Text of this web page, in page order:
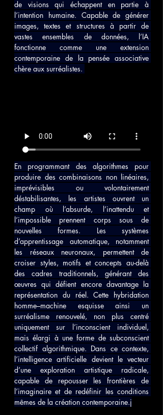
de visions qui échappent en partie à
l’intention humaine. Capable de générer
images, textes et structures à partir de
vastes ensembles de données, l’IA
fonctionne comme une extension
contemporaine de la pensée associative
chère aux surréalistes.
En programmant des algorithmes pour
produire des combinaisons non linéaires,
imprévisibles ou volontairement
déstabilisantes, les artistes ouvrent un
champ où l’absurde, l’inattendu et
l’impossible prennent corps sous de
nouvelles formes. Les systèmes
d’apprentissage automatique, notamment
les réseaux neuronaux, permettent de
croiser styles, motifs et concepts au-delà
des cadres traditionnels, générant des
œuvres qui défient encore davantage la
représentation du réel. Cette hybridation
homme–machine esquisse ainsi un
surréalisme renouvelé, non plus centré
uniquement sur l’inconscient individuel,
mais élargi à une forme de subconscient
collectif algorithmique. Dans ce contexte,
l’intelligence artificielle devient le vecteur
d’une exploration artistique radicale,
capable de repousser les frontières de
l’imaginaire et de redéfinir les conditions
mêmes de la création contemporaine.j